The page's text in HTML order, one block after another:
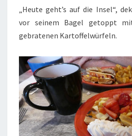
„Heute geht’s auf die Insel“,
vor seinem Bagel getoppt
gebratenen Kartoffelwürfeln.